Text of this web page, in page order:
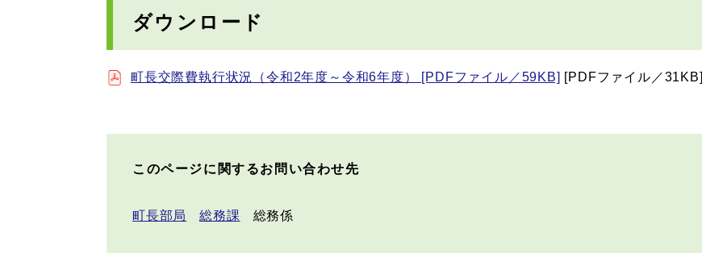
ダウンロード
町長交際費執行状況（令和2年度～令和6年度） [PDFファイル／59KB] [PDFファイル／31KB]
このページに関するお問い合わせ先
町長部局 総務課 総務係